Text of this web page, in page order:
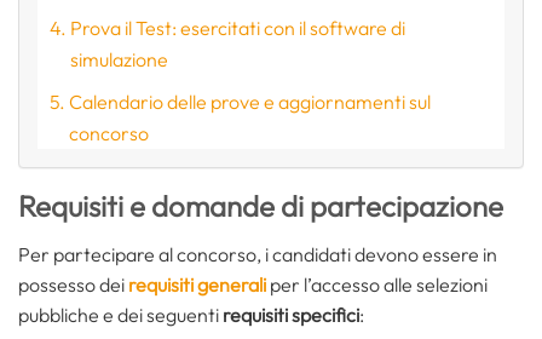
Prova il Test: esercitati con il software di
simulazione
Calendario delle prove e aggiornamenti sul
concorso
Requisiti e domande di partecipazione
Per partecipare al concorso, i candidati devono essere in
possesso dei requisiti generali per l’accesso alle selezioni
pubbliche e dei seguenti requisiti specifici: